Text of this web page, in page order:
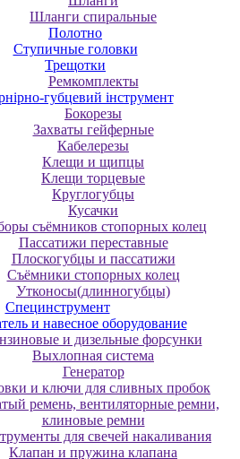
Шланги спиральные
Полотно
Ступичные головки
Трещотки
Ремкомплекты
губцевий інструмент
Бокорезы
Захваты гейферные
Кабелерезы
Клещи и щипцы
Клещи торцевые
Круглогубцы
Кусачки
съёмников стопорных колец
Пассатижи переставные
Плоскогубцы и пассатижи
Съёмники стопорных колец
Утконосы(длинногубцы)
Специнструмент
и навесное оборудование
и дизельные форсунки
Выхлопная система
Генератор
и ключи для сливных пробок
ремень, вентиляторные ремни,
клиновые ремни
для свечей накаливания
Клапан и пружина клапана